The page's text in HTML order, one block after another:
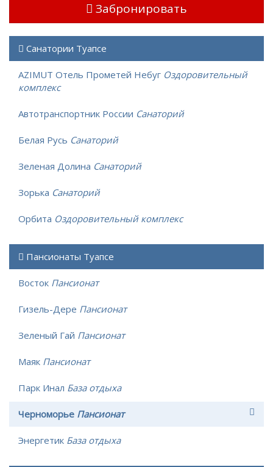
Забронировать
Санатории Туапсе
AZIMUT Отель Прометей Небуг Оздоровительный
комплекс
Автотранспортник России Санаторий
Белая Русь Санаторий
Зеленая Долина Санаторий
Зорька Санаторий
Орбита Оздоровительный комплекс
Пансионаты Туапсе
Восток Пансионат
Гизель-Дере Пансионат
Зеленый Гай Пансионат
Маяк Пансионат
Парк Инал База отдыха
Черноморье Пансионат
Энергетик База отдыха